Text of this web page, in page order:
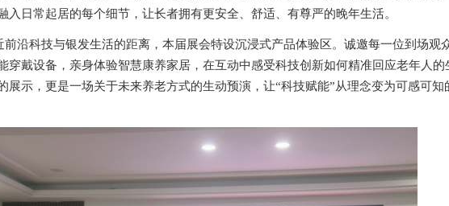
入日常起居的每个细节，让长者拥有更安全、舒适、有尊严的晚年生活。
前沿科技与银发生活的距离，本届展会特设沉浸式产品体验区。诚邀每一位到场观
穿戴设备，亲身体验智慧康养家居，在互动中感受科技创新如何精准回应老年人的
展示，更是一场关于未来养老方式的生动预演，让“科技赋能”从理念变为可感可知